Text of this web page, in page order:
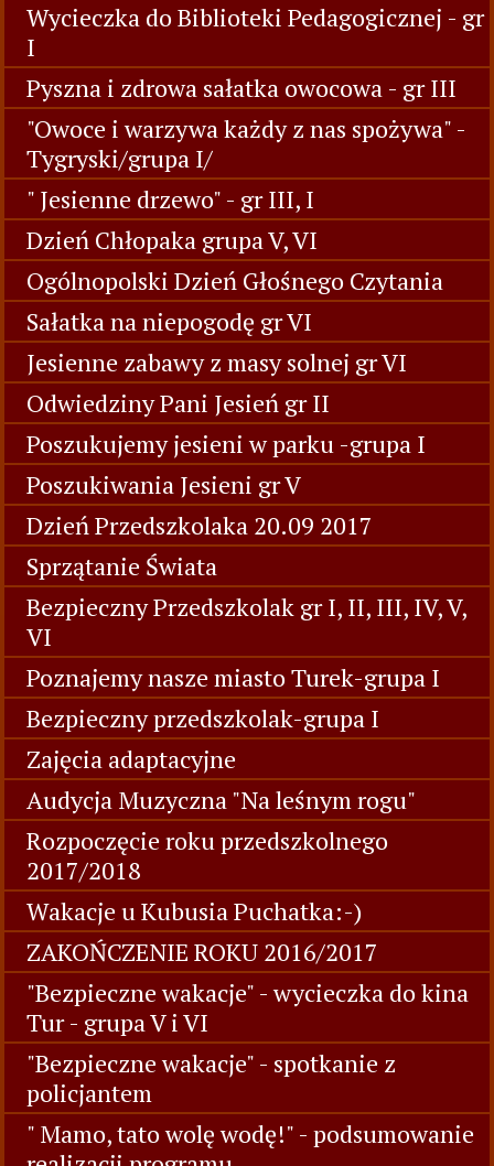
Wycieczka do Biblioteki Pedagogicznej - gr
I
Pyszna i zdrowa sałatka owocowa - gr III
"Owoce i warzywa każdy z nas spożywa" -
Tygryski/grupa I/
" Jesienne drzewo" - gr III, I
Dzień Chłopaka grupa V, VI
Ogólnopolski Dzień Głośnego Czytania
Sałatka na niepogodę gr VI
Jesienne zabawy z masy solnej gr VI
Odwiedziny Pani Jesień gr II
Poszukujemy jesieni w parku -grupa I
Poszukiwania Jesieni gr V
Dzień Przedszkolaka 20.09 2017
Sprzątanie Świata
Bezpieczny Przedszkolak gr I, II, III, IV, V,
VI
Poznajemy nasze miasto Turek-grupa I
Bezpieczny przedszkolak-grupa I
Zajęcia adaptacyjne
Audycja Muzyczna "Na leśnym rogu"
Rozpoczęcie roku przedszkolnego
2017/2018
Wakacje u Kubusia Puchatka:-)
ZAKOŃCZENIE ROKU 2016/2017
"Bezpieczne wakacje" - wycieczka do kina
Tur - grupa V i VI
"Bezpieczne wakacje" - spotkanie z
policjantem
" Mamo, tato wolę wodę!" - podsumowanie